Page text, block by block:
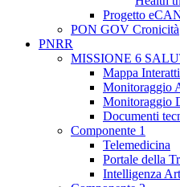
Progetto
PON GOV Cronicità
PNRR
MISSIONE 6
Mappa
Monitoraggio
Monitoraggio
Documenti
Componente 1
Telemedicina
Portale della
Intelligenza